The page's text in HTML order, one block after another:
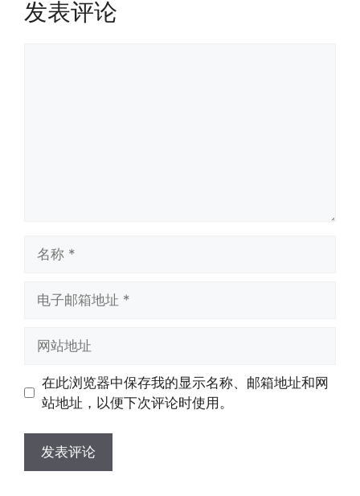
发表评论
址
址
在此浏览器中保存我的显示名称、邮箱地址和网
站地址，以便下次评论时使用。